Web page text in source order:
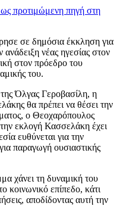
προτιμώμενη πηγή στη
σε δημόσια έκκληση για
νέας ηγεσίας στον
στον πρόεδρο του
του.
Όλγας Γεροβασίλη, η
θα πρέπει να θέσει την
ο Θεοχαρόπουλος
εκλογή Κασσελάκη έχει
ευθύνεται για την
παραγωγή ουσιαστικής
χάνει τη δυναμική του
κοινωνικό επίπεδο, κάτι
αποδίδοντας αυτή την